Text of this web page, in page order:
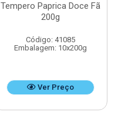
Tempero Paprica Doce Fã
200g
Código: 41085
Embalagem: 10x200g
Ver Preço